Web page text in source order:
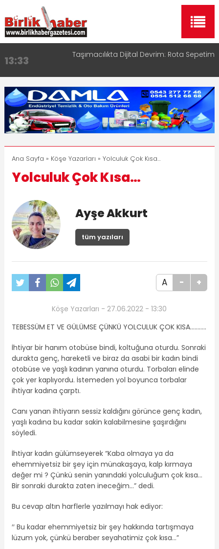
13:33 Taşımacılıkta Dijital Devrim: Rota Sepetim
17:15
Aksaray OSB Bölge Müdürü Makam Koltuğunu
Çocuklara Bıraktı
16:00
Aksaray Esnaf Rehberi ile Google ve Yapay Zeka
Aramalarında Öne Çıkın
8:23 Aksaray Esnaf Rehberi Hizmete Girdi
11:30
Birlikhaber.com Yayın Hayatına Başladı | Hızlı ve
Akıllı Haber Platformu
Ana Sayfa » Köşe Yazarları » Yolculuk Çok Kısa…
Yolculuk Çok Kısa…
Ayşe Akkurt
tüm yazıları
A - +
Köşe Yazarları - 27.06.2022 - 13:30
TEBESSÜM ET VE GÜLÜMSE ÇÜNKÜ YOLCULUK ÇOK KISA………..
İhtiyar bir hanım otobüse bindi, koltuğuna oturdu. Sonraki
durakta genç, hareketli ve biraz da asabi bir kadın bindi
otobüse ve yaşlı kadının yanına oturdu. Torbaları elinde
çok yer kaplıyordu. İstemeden yol boyunca torbalar
ihtiyar kadına çarptı.
Canı yanan ihtiyarın sessiz kaldığını görünce genç kadın,
yaşlı kadına bu kadar sakin kalabilmesine şaşırdığını
söyledi.
İhtiyar kadın gülümseyerek “Kaba olmaya ya da
ehemmiyetsiz bir şey için münakaşaya, kalp kırmaya
değer mi ? Çünkü senin yanındaki yolculuğum çok kısa…
Bir sonraki durakta zaten ineceğim…” dedi.
Bu cevap altın harflerle yazılmayı hak ediyor:
′′ Bu kadar ehemmiyetsiz bir şey hakkında tartışmaya
lüzum yok, çünkü beraber seyahatimiz çok kısa…”